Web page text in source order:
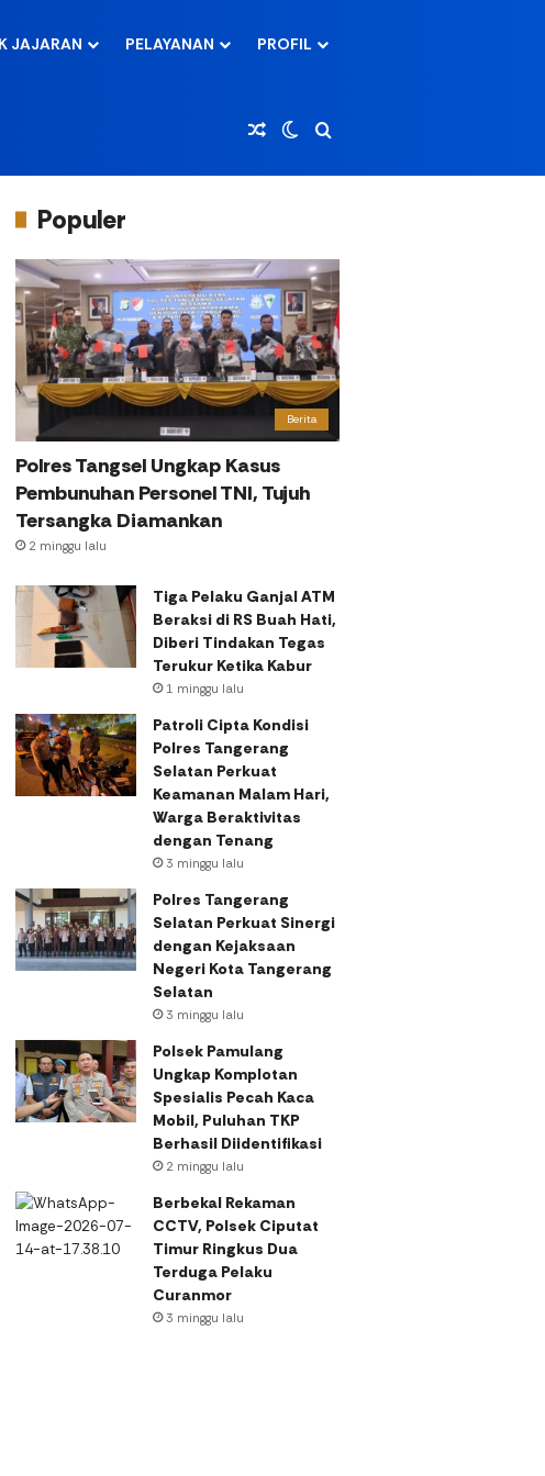
JAJARAN PELAYANAN PROFIL
Random Article
Switch skin
Cari
Populer
Berita
Polres Tangsel Ungkap Kasus
Pembunuhan Personel TNI, Tujuh
Tersangka Diamankan
2 minggu lalu
Tiga Pelaku Ganjal ATM
Beraksi di RS Buah Hati,
Diberi Tindakan Tegas
Terukur Ketika Kabur
1 minggu lalu
Patroli Cipta Kondisi
Polres Tangerang
Selatan Perkuat
Keamanan Malam Hari,
Warga Beraktivitas
dengan Tenang
3 minggu lalu
Polres Tangerang
Selatan Perkuat Sinergi
dengan Kejaksaan
Negeri Kota Tangerang
Selatan
3 minggu lalu
Polsek Pamulang
Ungkap Komplotan
Spesialis Pecah Kaca
Mobil, Puluhan TKP
Berhasil Diidentifikasi
2 minggu lalu
Berbekal Rekaman
CCTV, Polsek Ciputat
Timur Ringkus Dua
Terduga Pelaku
Curanmor
3 minggu lalu